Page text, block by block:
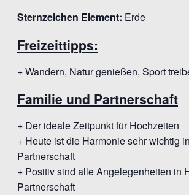
Sternzeichen Element: Erde
Freizeittipps:
+ Wandern, Natur genießen, Sport
Familie und Partnerschaft
+ Der ideale Zeitpunkt für Hochzeiten
+ Heute ist die Harmonie sehr wichtig
Partnerschaft
+ Positiv sind alle Angelegenheiten in
Partnerschaft